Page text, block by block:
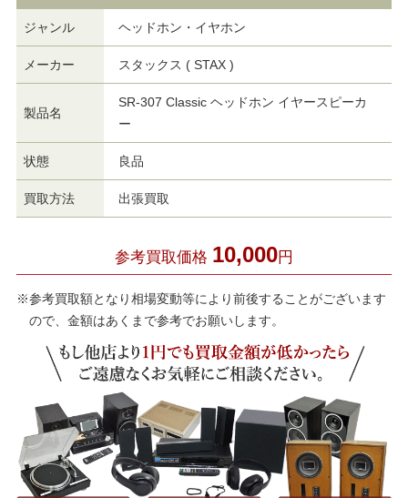
ジャンル ヘッドホン・イヤホン
メーカー スタックス ( STAX )
製品名
SR-307 Classic ヘッドホン イヤースピーカ
ー
状態 良品
買取方法 出張買取
参考買取価格 10,000円
※参考買取額となり相場変動等により前後することがございます
ので、金額はあくまで参考でお願いします。